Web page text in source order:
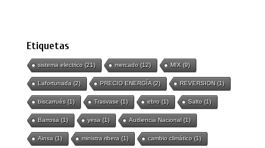
Etiquetas
sistema electrico(21) mercado(12) MIX(9)
Lafortunada(2) PRECIO ENERGÍA(2) REVERSION(1)
biscarrués(1) Trasvase(1) ebro(1) Salto(1)
Barrosa(1) yesa(1) Audiencia Nacional(1)
Ainsa(1) ministra ribera(1) cambio climático(1)